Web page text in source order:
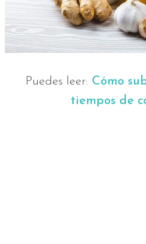
Puedes leer: Cómo
tiempos de